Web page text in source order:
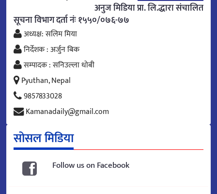
अनुज मिडिया प्रा. लि.द्धारा संचालित
सूचना विभाग दर्ता नंः १५५०/०७६-७७
अध्यक्ष: सलिम मिया
निर्देशक : अर्जुन बिक
सम्पादक : सनिउल्ला धोबी
Pyuthan, Nepal
9857833028
Kamanadaily@gmail.com
सोसल मिडिया
Follow us on Facebook